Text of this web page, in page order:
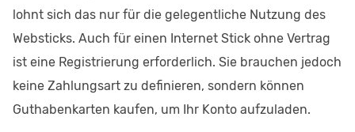
lohnt sich das nur für die gelegentliche Nutzung des
Websticks. Auch für einen Internet Stick ohne Vertrag
ist eine Registrierung erforderlich. Sie brauchen jedoch
keine Zahlungsart zu definieren, sondern können
Guthabenkarten kaufen, um Ihr Konto aufzuladen.